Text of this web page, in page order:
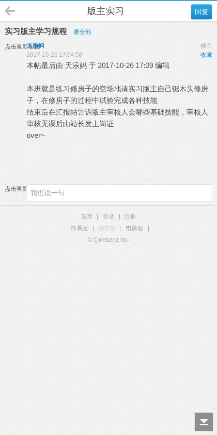
回复
版主实习
实习版主学习规程 看全部
点击重新加载 楼主
天乐妈
收藏
2017-10-26 17:04:58
本帖最后由 天乐妈 于 2017-10-26 17:09 编辑
本班就是练习修房子的空场地请实习版主自己锯木头修房
子，在修房子的过程中试验完成各种技能
结束后在汇报帖告诉版主审核人会哪些基础技能，审核人
审核无误后由站长发上岗证
over~
点击重新加载
首页 登录
注册
简易版
触屏版 电脑版
© Comsenz Inc.